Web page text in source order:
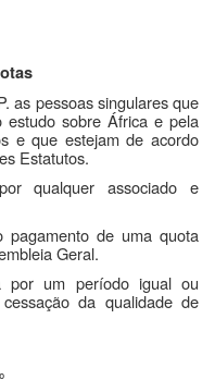
as pessoas singulares que
estudo sobre África e pela
e que estejam de acordo
Estatutos.
qualquer associado e
pagamento de uma quota
Geral.
por um período igual ou
da qualidade de